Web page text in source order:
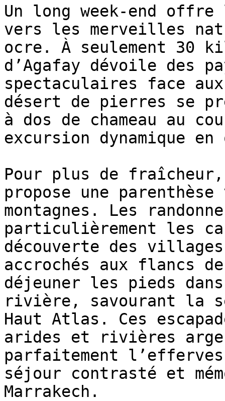
Un long week-end
vers les merveilles
ocre. À seulement 30
d’Agafay dévoile des
spectaculaires face
désert de pierres se
à dos de chameau au
excursion dynamique en
Pour plus de
propose une
montagnes. Les
particulièrement les
découverte des
accrochés aux flancs
déjeuner les pieds
rivière, savourant la
Haut Atlas. Ces
arides et rivières
parfaitement
séjour contrasté et
Marrakech.